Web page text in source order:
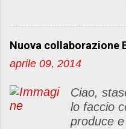
t
o
un
post, ma
emozioni.
avete il
problem.
seguenti
Nuova collaborazione
aprile 09, 2014
Ciao,
lo faccio
produce